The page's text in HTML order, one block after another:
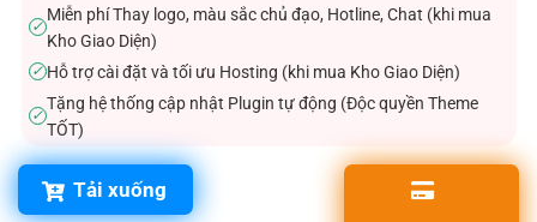
✓
Miễn phí Thay logo, màu sắc chủ đạo, Hotline, Chat (khi mua
Kho Giao Diện)
✓Hỗ trợ cài đặt và tối ưu Hosting (khi mua Kho Giao Diện)
✓
Tặng hệ thống cập nhật Plugin tự động (Độc quyền Theme
TỐT)
Tải xuống